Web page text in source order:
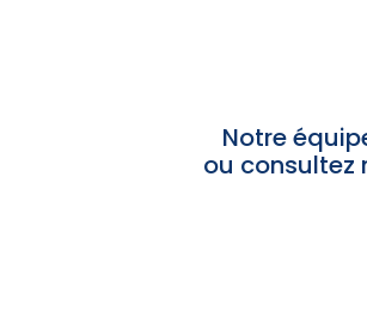
Notre
ou consultez